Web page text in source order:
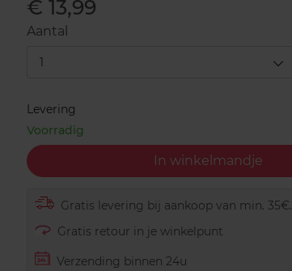
€ 13,99
Aantal
1
Levering
Voorradig
In winkelmandje
Gratis levering bij aankoop van min. 35€.
Gratis retour in je winkelpunt
Verzending binnen 24u